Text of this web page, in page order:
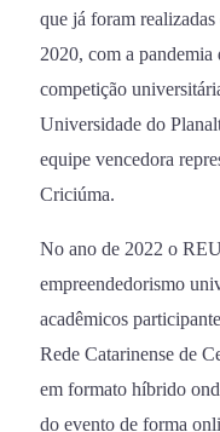
que já foram
2020, com a
competição
Universidade do
equipe vencedora
Criciúma.
No ano de 2022 o
empreendedorismo
acadêmicos
Rede Catarinense de
em formato híbrido
do evento de forma